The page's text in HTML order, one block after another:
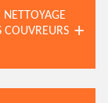
COUVREURS